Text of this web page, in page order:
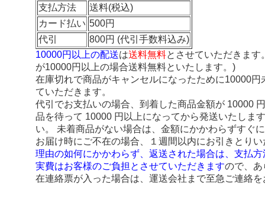
支払方法
送料(税込)
カード払い 500円
代引
800円 (代引手数料込み)
10000円以上の配送は送料無料とさせていただきま
が10000円以上の場合送料無料といたします。)
在庫切れで商品がキャンセルになったために10000
ていただきます。
代引でお支払いの場合、到着した商品金額が 10000
品を待って 10000 円以上になってから発送いたしま
い。 未着商品がない場合は、金額にかかわらずすぐ
お届け時にご不在の場合、１週間以内にお引きとり
理由の如何にかかわらず、返送された場合は、支払
実費はお客様のご負担とさせていただきますので、あ
在連絡票が入った場合は、運送会社まで至急ご連絡